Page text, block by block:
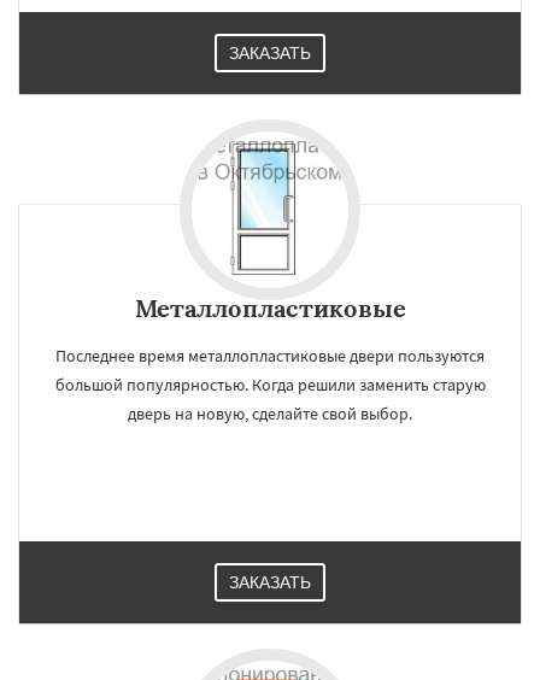
регионам
Правдинский Решетниково Родники
Свердловск
Северный Софрино
Тучково Уваровка Удельная
ЗАКАЗАТЬ
Металлопластиковые
Последнее время металлопластиковые двери пользуются
большой популярностью. Когда решили заменить старую
дверь на новую, сделайте свой выбор.
ЗАКАЗАТЬ
УЗНАТЬ ПОДРОБНЕЕ